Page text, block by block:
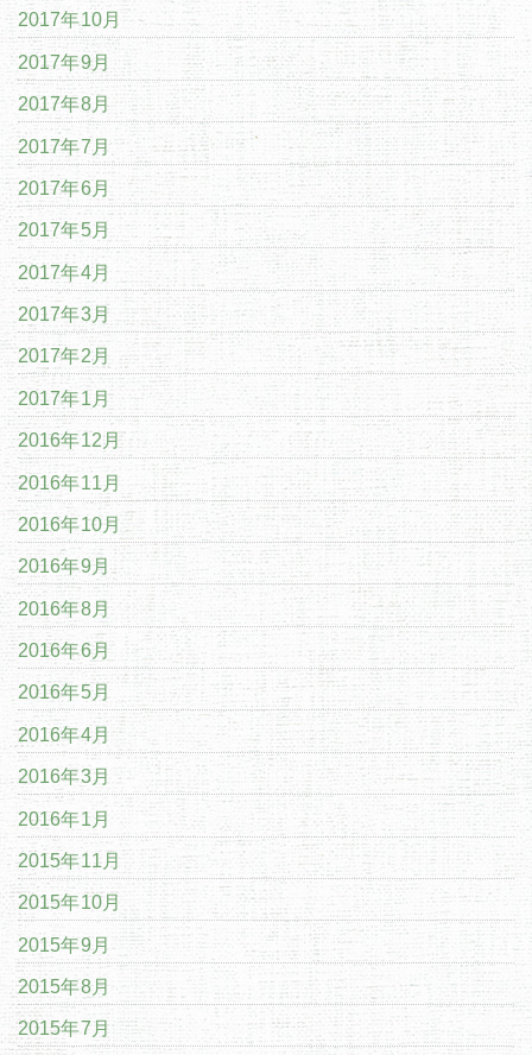
2017年10月
2017年9月
2017年8月
2017年7月
2017年6月
2017年5月
2017年4月
2017年3月
2017年2月
2017年1月
2016年12月
2016年11月
2016年10月
2016年9月
2016年8月
2016年6月
2016年5月
2016年4月
2016年3月
2016年1月
2015年11月
2015年10月
2015年9月
2015年8月
2015年7月